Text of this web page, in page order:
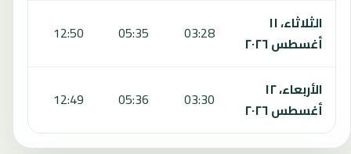
الثلاثاء، ١١
أغسطس ٢٠٢٦
03:28
05:35
12:50
الأربعاء، ١٢
أغسطس ٢٠٢٦
03:30
05:36
12:49